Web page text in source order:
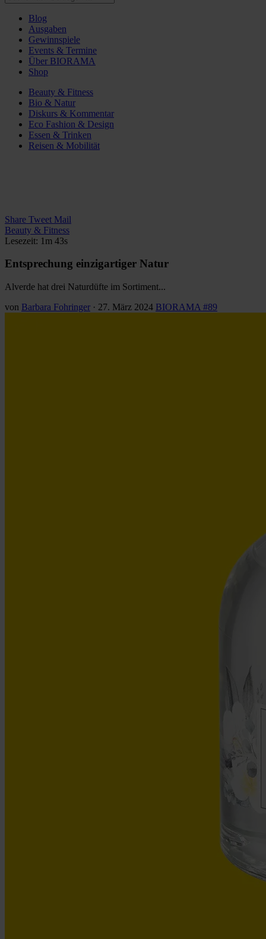
Blog
Ausgaben
Gewinnspiele
Events & Termine
Über BIORAMA
Shop
Beauty & Fitness
Bio & Natur
Diskurs & Kommentar
Eco Fashion & Design
Essen & Trinken
Reisen & Mobilität
Share Tweet Mail
Beauty & Fitness
Lesezeit: 1m 43s
Entsprechung einzigartiger Natur
Alverde hat drei Naturdüfte im Sortiment...
von Barbara Fohringer · 27. März 2024 BIORAMA #89